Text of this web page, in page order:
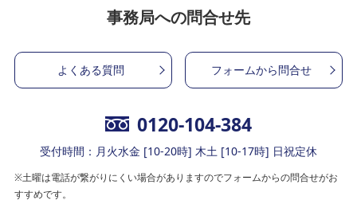
事務局への問合せ先
よくある質問 フォームから問合せ
0120-104-384
受付時間：月火水金 [10-20時] 木土 [10-17時] 日祝定休
※土曜は電話が繋がりにくい場合がありますのでフォームからの問合せがお
すすめです。